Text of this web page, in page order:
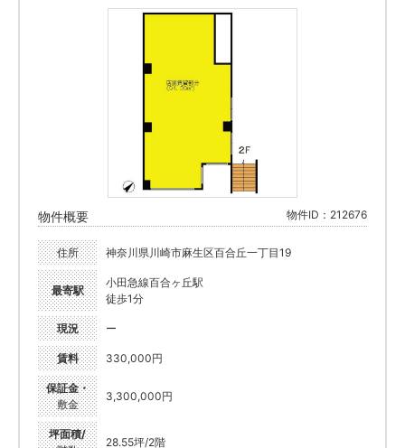
物件概要 物件ID：212676
住所 神奈川県川崎市麻生区百合丘一丁目19
最寄駅
小田急線百合ヶ丘駅
徒歩1分
現況 ー
賃料 330,000円
保証金・
敷金
3,300,000円
坪面積/
28.55坪/2階